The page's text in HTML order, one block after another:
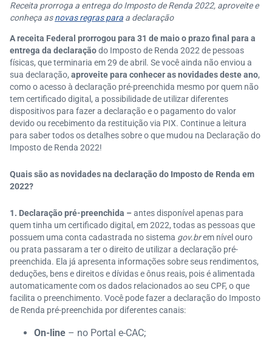
Receita prorroga a entrega do Imposto de Renda 2022, aproveite e
conheça asnovas regras para a declaração
A receita Federal prorrogou para 31 de maio o prazo final para a
entrega da declaraçãodo Imposto de Renda 2022 de pessoas
físicas, que terminaria em 29 de abril. Se você ainda não enviou a
sua declaração, aproveite para conhecer as novidades deste ano,
como o acesso à declaração pré-preenchida mesmo por quem não
tem certificado digital, a possibilidade de utilizar diferentes
dispositivos para fazer a declaração e o pagamento do valor
devido ou recebimento da restituição via PIX. Continue a leitura
para saber todos os detalhes sobre o que mudou na Declaração do
Imposto de Renda 2022!
Quais são as novidades na declaração do Imposto de Renda em
2022?
1. Declaração pré-preenchida – antes disponível apenas para
quem tinha um certificado digital, em 2022, todas as pessoas que
possuem uma conta cadastrada no sistema gov.brem nível ouro
ou prata passaram a ter o direito de utilizar a declaração pré-
preenchida. Ela já apresenta informações sobre seus rendimentos,
deduções, bens e direitos e dívidas e ônus reais, pois é alimentada
automaticamente com os dados relacionados ao seu CPF, o que
facilita o preenchimento. Você pode fazer a declaração do Imposto
de Renda pré-preenchida por diferentes canais:
On-line – no Portal e-CAC;